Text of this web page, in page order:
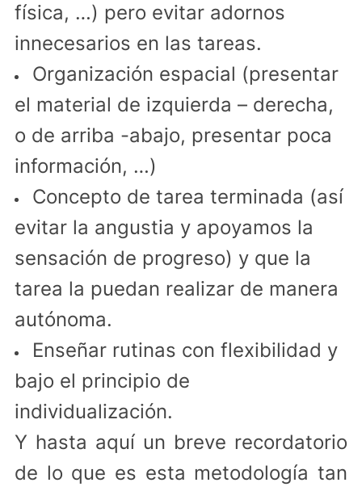
física, …) pero evitar adornos
innecesarios en las tareas.
Organización espacial (presentar
el material de izquierda – derecha,
o de arriba -abajo, presentar poca
información, …)
Concepto de tarea terminada (así
evitar la angustia y apoyamos la
sensación de progreso) y que la
tarea la puedan realizar de manera
autónoma.
Enseñar rutinas con flexibilidad y
bajo el principio de
individualización.
Y hasta aquí un breve recordatorio
de lo que es esta metodología tan